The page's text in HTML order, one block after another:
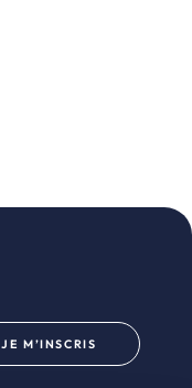
JE M’INSCRIS